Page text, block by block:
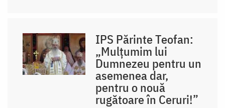
IPS Părinte Teofan:
„Mulțumim lui
Dumnezeu pentru un
asemenea dar,
pentru o nouă
rugătoare în Ceruri!”